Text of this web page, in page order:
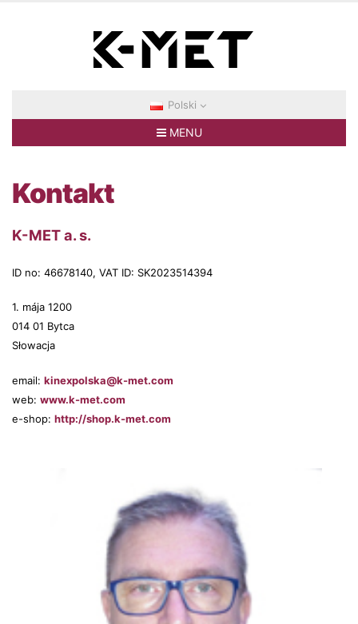
Polski
MENU
Kontakt
K-MET a. s.
ID no: 46678140, VAT ID: SK2023514394
1. mája 1200
014 01 Bytca
Słowacja
email: kinexpolska@k-met.com
web: www.k-met.com
e-shop: http://shop.k-met.com